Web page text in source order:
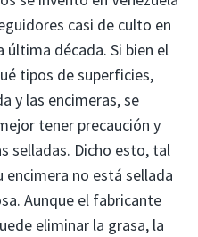
casi de culto en
última década. Si bien el
tipos de superficies,
y las encimeras, se
tener precaución y
selladas. Dicho esto, tal
encimera no está sellada
Aunque el fabricante
eliminar la grasa, la